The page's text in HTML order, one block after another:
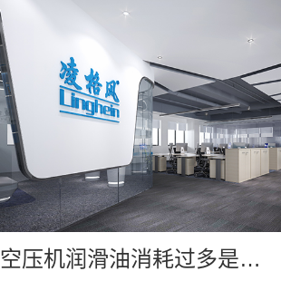
空压机润滑油消耗过多是什